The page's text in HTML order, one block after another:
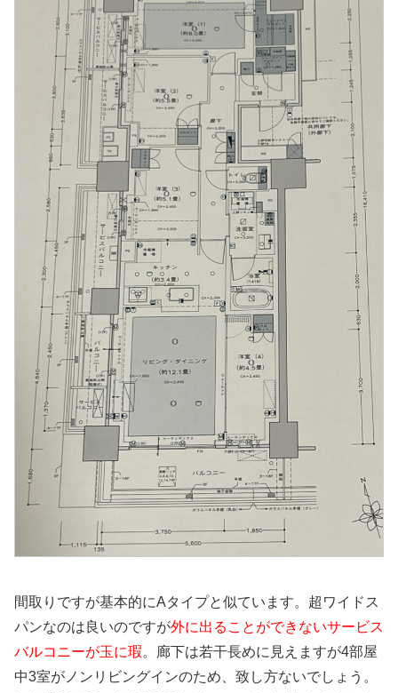
間取りですが基本的にAタイプと似ています。超ワイドス
パンなのは良いのですが外に出ることができないサービス
バルコニーが玉に瑕。廊下は若干長めに見えますが4部屋
中3室がノンリビングインのため、致し方ないでしょう。